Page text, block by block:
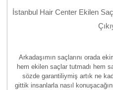
İstanbul Hair Center Ekilen
Arkadaşımın saçlarını orada
hem ekilen saçlar tutmadı hem
sözde garantiliymiş artık ne
gittik insanlarla nasıl